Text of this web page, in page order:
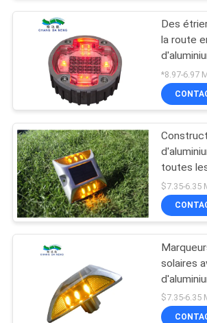
PLAN
POLITIQUE
DE
CONFIDENTIALITÉ
lumières
extérieures de
éclairage de
solaire
Des
la route
LED de
MSDS
*8.97-6.97
toutes
$7.35-6.35
solaires
PC pour
de
$7.35-6.35